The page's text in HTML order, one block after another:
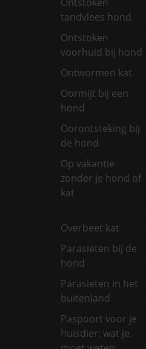
tandvlees hond
Ontstoken
voorhuid bij hond
Ontwormen kat
Oormijt bij een
hond
Oorontsteking bij
de hond
Op vakantie
zonder je hond of
kat
Overbeet kat
Parasieten bij de
hond
Parasieten in het
buitenland
Paspoort voor je
huisdier: wat je